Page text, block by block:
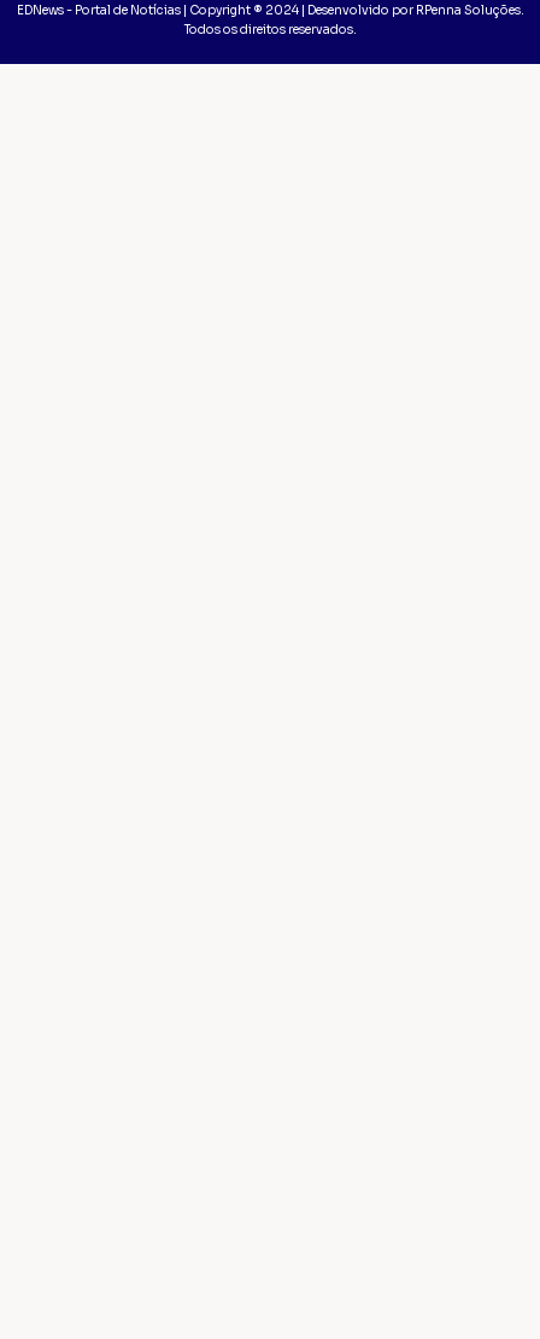
EDNews - Portal de Notícias | Copyright ® 2024 | Desenvolvido por RPenna Soluções.
Todos os direitos reservados.